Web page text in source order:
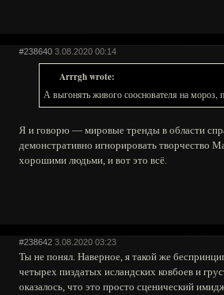
#238640 3.08.2020 00:14
Arrrgh wrote:
А выгонять живого сооснователя на мороз,
Я и говорю — мировые тренды в области
демонстративно игнорировать творчество
хорошими людьми, и вот это всё.
#238642 3.08.2020 03:23
Ты не понял. Наверное, я такой же
четырех пиздатых исландских ковбоев и
оказалось, что это просто сценический